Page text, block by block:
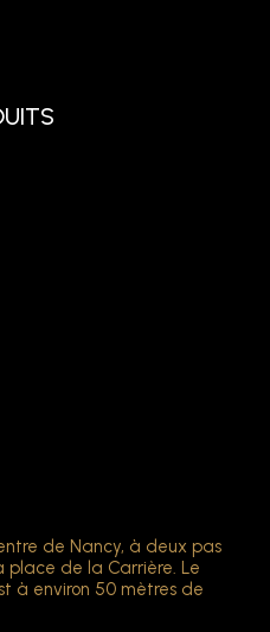
de Nancy, à deux pas
de la Carrière. Le
à environ 50 mètres de